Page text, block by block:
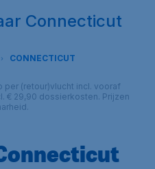
Connecticut
CONNECTICUT
(retour)vlucht incl. vooraf
€ 29,90 dossierkosten. Prijzen